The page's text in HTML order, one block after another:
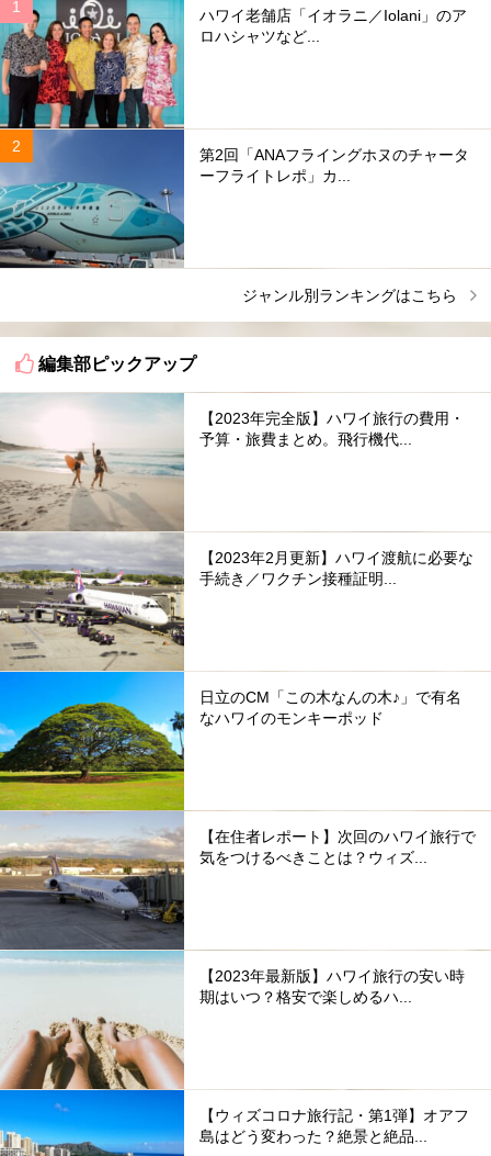
ハワイ老舗店「イオラニ／Iolani」のア
ロハシャツなど...
第2回「ANAフライングホヌのチャータ
ーフライトレポ」カ...
ジャンル別ランキングはこちら
編集部ピックアップ
【2023年完全版】ハワイ旅行の費用・
予算・旅費まとめ。飛行機代...
【2023年2月更新】ハワイ渡航に必要な
手続き／ワクチン接種証明...
日立のCM「この木なんの木♪」で有名
なハワイのモンキーポッド
【在住者レポート】次回のハワイ旅行で
気をつけるべきことは？ウィズ...
【2023年最新版】ハワイ旅行の安い時
期はいつ？格安で楽しめるハ...
【ウィズコロナ旅行記・第1弾】オアフ
島はどう変わった？絶景と絶品...